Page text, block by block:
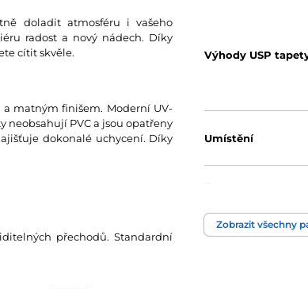
doladit atmosféru i vašeho
radost a nový nádech. Díky
cítit skvěle.
matným finišem. Moderní UV-
neobsahují PVC a jsou opatřeny
dokonalé uchycení. Díky
přechodů. Standardní
Výhody USP
Umístění
Technologie tapet
Zobrazit všechny